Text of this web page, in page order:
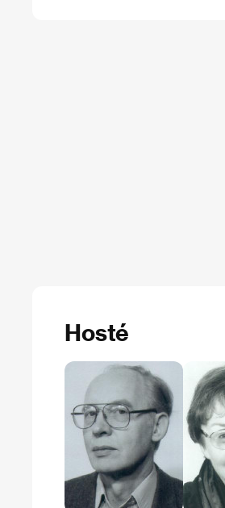
Hosté